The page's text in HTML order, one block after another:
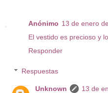
Anónimo 13 de enero
El vestido es precioso y
Responder
Respuestas
Unknown
13 de